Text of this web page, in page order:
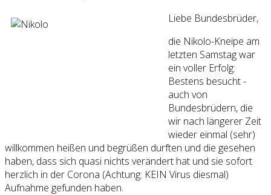
Liebe Bundesbrüder,
die Nikolo-Kneipe am
letzten Samstag war
ein voller Erfolg:
Bestens besucht -
auch von
Bundesbrüdern, die
wir nach längerer Zeit
wieder einmal (sehr)
willkommen heißen und begrüßen durften und die gesehen
haben, dass sich quasi nichts verändert hat und sie sofort
herzlich in der Corona (Achtung: KEIN Virus diesmal)
Aufnahme gefunden haben.